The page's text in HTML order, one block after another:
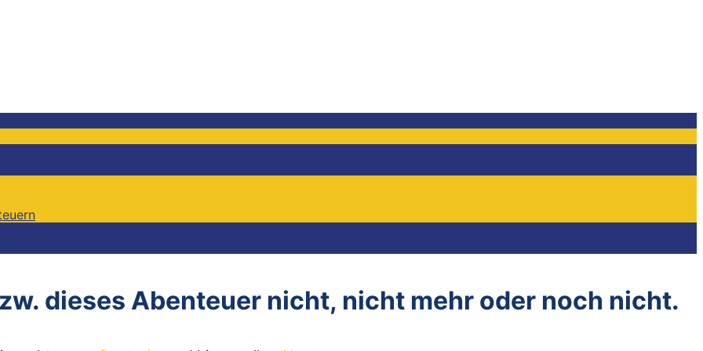
dieses Abenteuer nicht, nicht mehr oder noch nicht.